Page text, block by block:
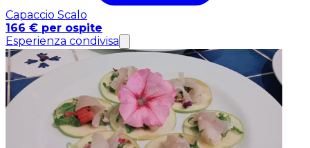
Capaccio Scalo
166 € per ospite
Esperienza condivisa